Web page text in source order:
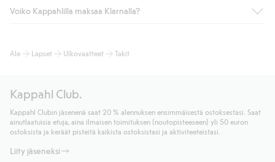
Jos olet Kappahl Clubin jäsen, saat aina ilmaisen toimituksen
kotiinkuljetusta). Toimituskulut poistuvat automaattisesti, kun
noutopisteeseen tai pakettiautomaattiin ja PostNordin
kotiinkuljetuksella 6,99 €, riippumatta ostosummasta.
Lue lisää
Voiko Kappahlilla maksaa Klarnalla?
maksutavat, kuten laskun, sekä muita maksuvaihtoehtoja.
Lisätietoja Klarnan maksuehdoista
Lue lisää
Ale Lapset Ulkovaatteet Takit
Kappahl Club.
Kappahl Clubin jäsenenä saat 20 % alennuksen ensimmäisestä ostoksestasi. Saat
ainutlaatuisia etuja, aina ilmaisen toimituksen (noutopisteeseen) yli 50 euron
ostoksista ja keräät pisteitä kaikista ostoksistasi ja aktiviteeteistasi.
Liity jäseneksi